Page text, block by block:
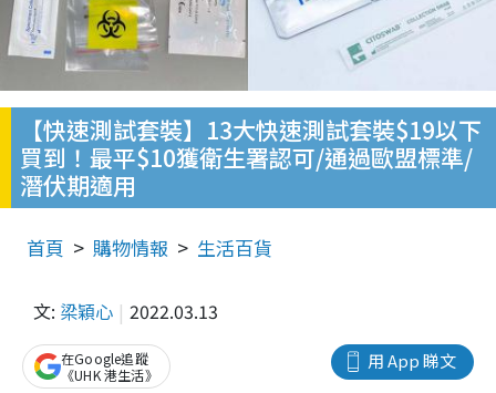
【快速測試套裝】13大快速測試套裝$19以下
買到！最平$10獲衛生署認可/通過歐盟標準/
潛伏期適用
首頁 購物情報 生活百貨
文: 梁穎心 2022.03.13
用 App 睇文
在Google追蹤
《UHK 港生活》